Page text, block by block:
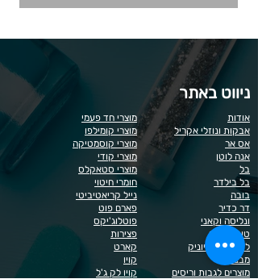
ניווט באתר
מוצרי חד פעמי
מוצרי קומילפו
מוצרי קוסמטיקה
מוצרי קודי
מוצרי סטאקלס
חומרי חיטוי
נייל קריאטיביטי
פארם פוט
פוטלוג'יקס
פצירות
קארט
קויו
קויו לק ג'ל
אודות
אבקות ונוזלי אקריל
אס אר
אנה לוטן
בל
בל בילדר
בובה
דר כדיר
ונליסה וקאני
טופ / בייס
לק רגיל לה יוניק
מבצעים
מוצרים לגבות וריסים